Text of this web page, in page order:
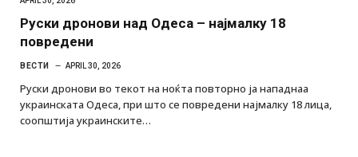
Руски дронови над Одеса – најмалку 18
повредени
ВЕСТИ APRIL 30, 2026
Руски дронови во текот на ноќта повторно ја нападнаа
украинската Одеса, при што се повредени најмалку 18 лица,
соопштија украинските…